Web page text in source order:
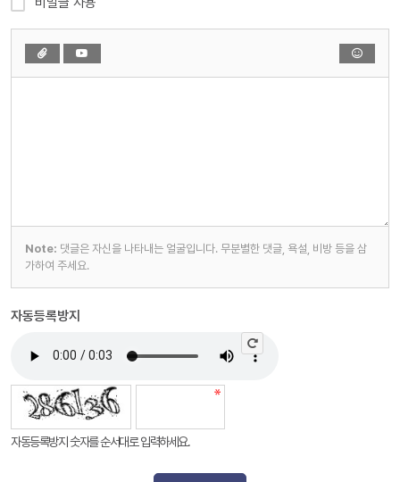
Note: 댓글은 자신을 나타내는 얼굴입니다. 무분별한 댓글, 욕설, 비방 등을 삼
가하여 주세요.
자동등록방지
자동등록방지 숫자를 순서대로 입력하세요.